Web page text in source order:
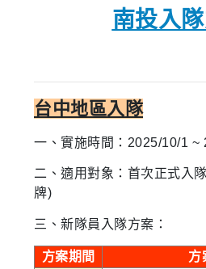
南投入
台中地區入隊
一、實施時間：2025/10/1 ~
二、適用對象：首次正式入
牌)
三、新隊員入隊方案：
方案期間
方